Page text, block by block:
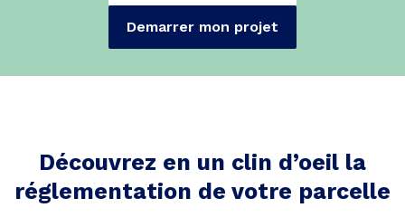
Demarrer mon projet
Découvrez en un clin d’oeil la
réglementation de votre parcelle